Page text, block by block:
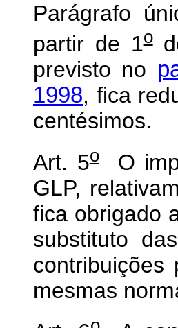
Parágrafo
partir de 1o
previsto no
1998, fica
centésimos.
Art. 5oO
GLP,
fica obrigado
substituto
contribuições
mesmas